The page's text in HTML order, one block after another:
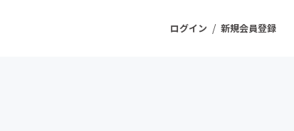
ログイン / 新規会員登録